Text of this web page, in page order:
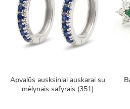
Apvalūs ausksiniai auskarai su
mėlynais safyrais (351)